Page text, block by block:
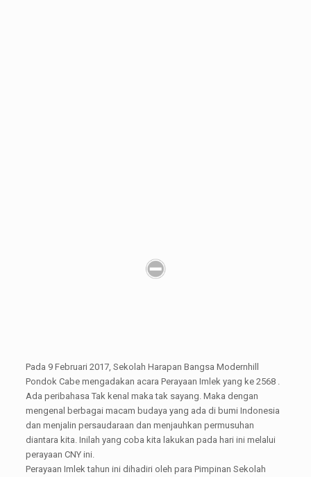
Pada 9 Februari 2017, Sekolah Harapan Bangsa Modernhill
Pondok Cabe mengadakan acara Perayaan Imlek yang ke 2568 .
Ada peribahasa Tak kenal maka tak sayang. Maka dengan
mengenal berbagai macam budaya yang ada di bumi Indonesia
dan menjalin persaudaraan dan menjauhkan permusuhan
diantara kita. Inilah yang coba kita lakukan pada hari ini melalui
perayaan CNY ini.
Perayaan Imlek tahun ini dihadiri oleh para Pimpinan Sekolah